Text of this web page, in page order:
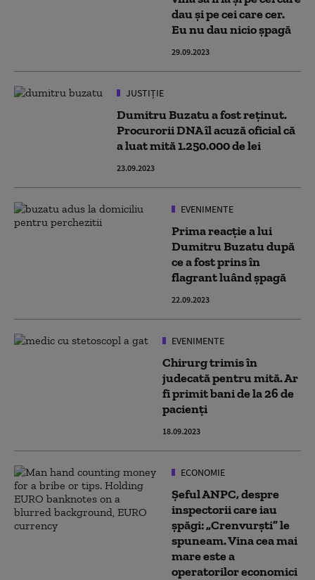
dau şi pe cei care cer.
Eu nu dau nicio şpagă
29.09.2023
JUSTIȚIE
Dumitru Buzatu a fost reținut.
Procurorii DNA îl acuză oficial că
a luat mită 1.250.000 de lei
23.09.2023
EVENIMENTE
Prima reacție a lui
Dumitru Buzatu după
ce a fost prins în
flagrant luând șpagă
22.09.2023
EVENIMENTE
Chirurg trimis în
judecată pentru mită. Ar
fi primit bani de la 26 de
pacienţi
18.09.2023
ECONOMIE
Șeful ANPC, despre
inspectorii care iau
șpăgi: „Crenvurști” le
spuneam. Vina cea mai
mare este a
operatorilor economici